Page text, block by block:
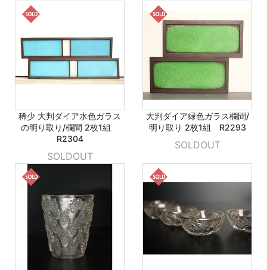
稀少 大判ダイア水色ガラス
の明り取り/欄間 2枚1組
R2304
SOLDOUT
大判ダイア緑色ガラス欄間/
明り取り 2枚1組 R2293
SOLDOUT